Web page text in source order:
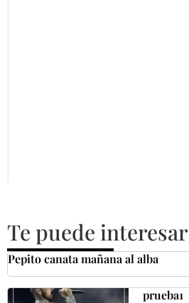
Te puede interesar
Pepito canata mañana al alba
prueba1